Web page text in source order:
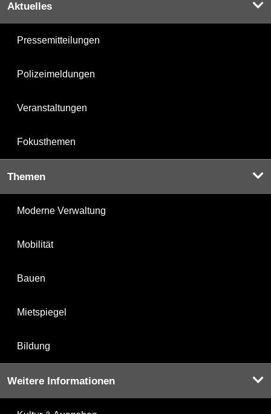
Aktuelles
Pressemitteilungen
Polizeimeldungen
Veranstaltungen
Fokusthemen
Themen
Moderne Verwaltung
Mobilität
Bauen
Mietspiegel
Bildung
Weitere Informationen